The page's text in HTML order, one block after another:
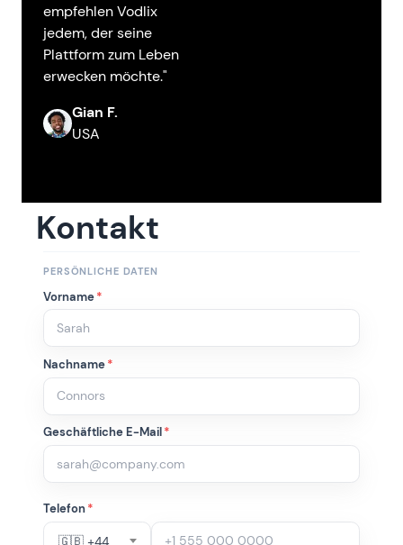
empfehlen Vodlix
jedem, der seine
Plattform zum Leben
erwecken möchte."
Gian F.
USA
Kontakt
PERSÖNLICHE DATEN
Vorname*
Nachname*
Geschäftliche E-Mail*
Telefon*
🇬🇧 +44